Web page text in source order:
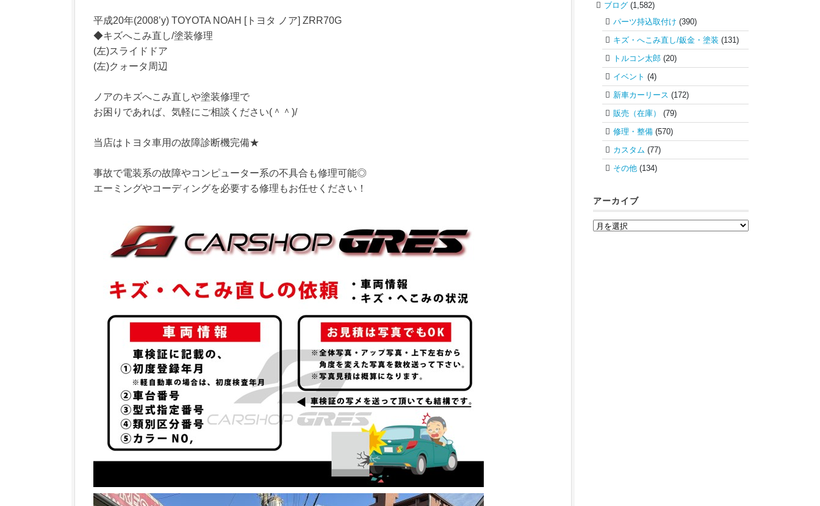
平成20年(2008’y) TOYOTA NOAH [トヨタ ノア] ZRR70G
◆キズへこみ直し/塗装修理
(左)スライドドア
(左)クォータ周辺
ノアのキズへこみ直しや塗装修理で
お困りであれば、気軽にご相談ください(＾＾)/
当店はトヨタ車用の故障診断機完備★
事故で電装系の故障やコンピューター系の不具合も修理可能◎
エーミングやコーディングを必要する修理もお任せください！
ブログ (1,582)
パーツ持込取付け (390)
キズ・へこみ直し/鈑金・塗装 (131)
トルコン太郎 (20)
イベント (4)
新車カーリース (172)
販売（在庫）
(79)
修理・整備 (570)
カスタム (77)
その他 (134)
アーカイブ